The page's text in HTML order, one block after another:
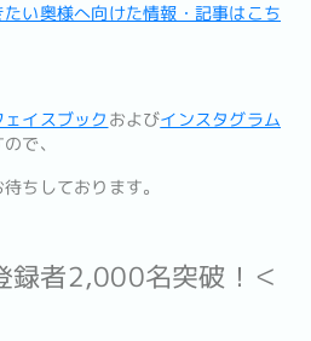
い奥様へ向けた情報・記事はこち
ェイスブックおよびインスタグラム
で、
ちしております。
録者2,000名突破！＜